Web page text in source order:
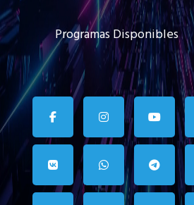
Programas Disponibles